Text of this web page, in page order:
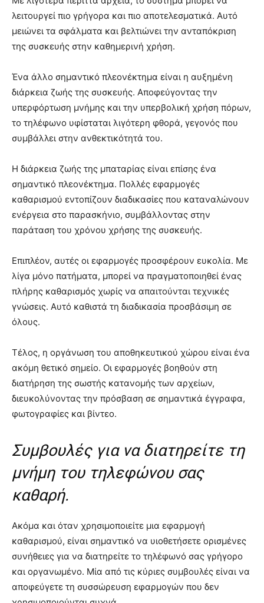
λειτουργεί πιο γρήγορα και πιο αποτελεσματικά. Αυτό
μειώνει τα σφάλματα και βελτιώνει την ανταπόκριση
της συσκευής στην καθημερινή χρήση.
Ένα άλλο σημαντικό πλεονέκτημα είναι η αυξημένη
διάρκεια ζωής της συσκευής. Αποφεύγοντας την
υπερφόρτωση μνήμης και την υπερβολική χρήση πόρων,
το τηλέφωνο υφίσταται λιγότερη φθορά, γεγονός που
συμβάλλει στην ανθεκτικότητά του.
Η διάρκεια ζωής της μπαταρίας είναι επίσης ένα
σημαντικό πλεονέκτημα. Πολλές εφαρμογές
καθαρισμού εντοπίζουν διαδικασίες που καταναλώνουν
ενέργεια στο παρασκήνιο, συμβάλλοντας στην
παράταση του χρόνου χρήσης της συσκευής.
Επιπλέον, αυτές οι εφαρμογές προσφέρουν ευκολία. Με
λίγα μόνο πατήματα, μπορεί να πραγματοποιηθεί ένας
πλήρης καθαρισμός χωρίς να απαιτούνται τεχνικές
γνώσεις. Αυτό καθιστά τη διαδικασία προσβάσιμη σε
όλους.
Τέλος, η οργάνωση του αποθηκευτικού χώρου είναι ένα
ακόμη θετικό σημείο. Οι εφαρμογές βοηθούν στη
διατήρηση της σωστής κατανομής των αρχείων,
διευκολύνοντας την πρόσβαση σε σημαντικά έγγραφα,
φωτογραφίες και βίντεο.
Συμβουλές για να διατηρείτε τη
μνήμη του τηλεφώνου σας
καθαρή.
Ακόμα και όταν χρησιμοποιείτε μια εφαρμογή
καθαρισμού, είναι σημαντικό να υιοθετήσετε ορισμένες
συνήθειες για να διατηρείτε το τηλέφωνό σας γρήγορο
και οργανωμένο. Μία από τις κύριες συμβουλές είναι να
αποφεύγετε τη συσσώρευση εφαρμογών που δεν